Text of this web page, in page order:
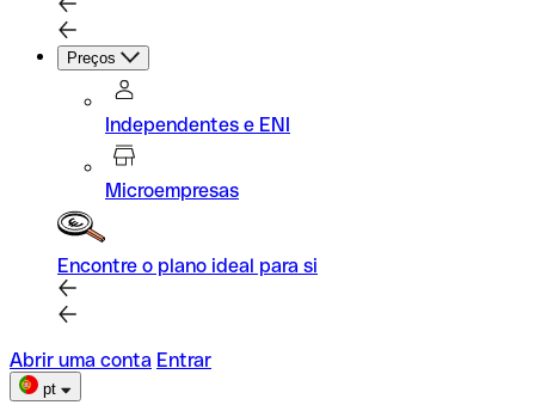
Preços
Independentes e ENI
Microempresas
Encontre o plano ideal para si
Abrir uma conta Entrar
pt